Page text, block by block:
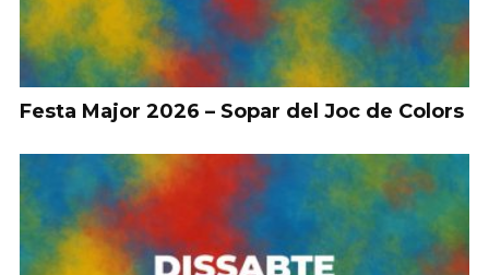
Festa Major 2026 – Sopar del Joc de Colors